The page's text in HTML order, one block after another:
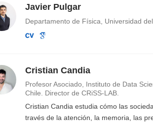
Javier Pulgar
Departamento de Física, Universidad
Cristian Candia
Profesor Asociado, Instituto de Data
Chile. Director de CRiSS-LAB.
Cristian Candia estudia cómo las
través de la atención, la memoria, las